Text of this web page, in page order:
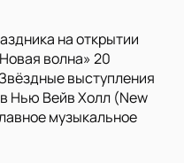
на открытии
волна» 20
выступления
Нью Вейв Холл (New
музыкальное